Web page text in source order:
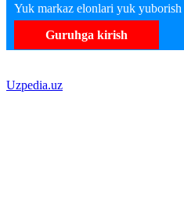
Yuk markaz elonlari yuk yuborish
Guruhga kirish
Uzpedia.uz